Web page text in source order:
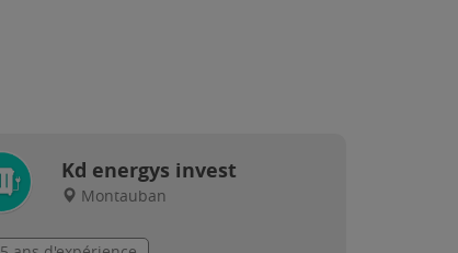
Kd energys invest
Montauban